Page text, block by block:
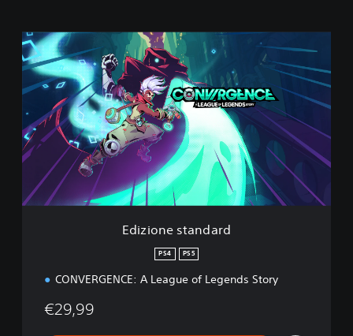
E
d
i
z
i
o
n
e
s
n
Edizione standard
PS4 PS5
CONVERGENCE: A League of Legends Story
€29,99